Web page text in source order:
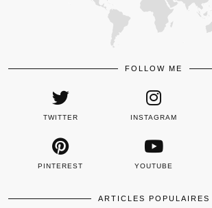
FOLLOW ME
TWITTER INSTAGRAM
PINTEREST YOUTUBE
ARTICLES POPULAIRES